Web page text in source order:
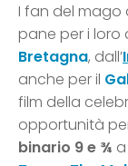
I fan del
pane per i loro
Bretagna, dall’
anche per il
film della
opportunità
binario 9 e ¾ a